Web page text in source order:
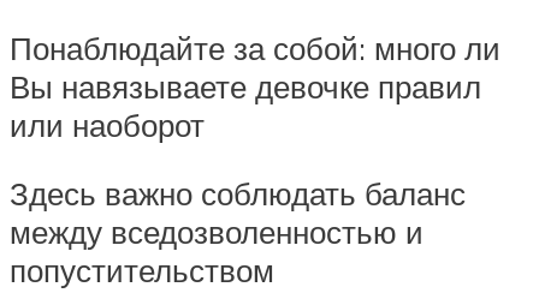
Понаблюдайте за собой: много ли
Вы навязываете девочке правил
или наоборот
Здесь важно соблюдать баланс
между вседозволенностью и
попустительством